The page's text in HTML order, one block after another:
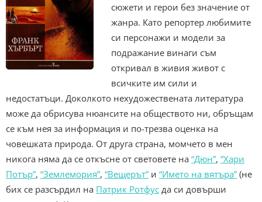
сюжети и герои без значение от
жанра. Като репортер любимите
си персонажи и модели за
подражание винаги съм
откривал в живия живот с
всичките им сили и
недостатъци. Доколкото нехудожествената литература
може да обрисува нюансите на обществото ни, обръщам
се към нея за информация и по-трезва оценка на
човешката природа. От друга страна, момчето в мен
никога няма да се откъсне от световете на “Дюн”, “Хари
Потър”, “Землемория”, “Вещерът” и “Името на вятъра” (не
бих се разсърдил на Патрик Ротфус да си довърши